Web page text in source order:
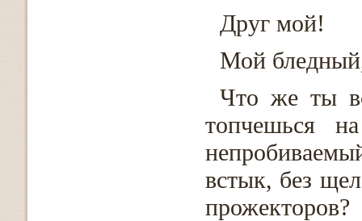
Друг мой!
Мой
Что же ты
топчешься
встык, без
прожекторов?